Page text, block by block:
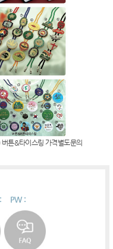
튼&타이스링 가격별도문의
PW :